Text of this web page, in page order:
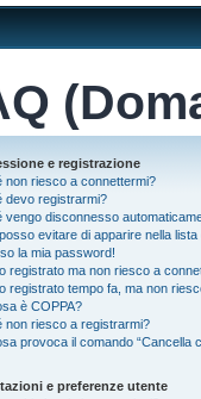
e registrazione
non riesco a connettermi?
devo registrarmi?
vengo disconnesso
evitare di apparire nella lista
la mia password!
registrato ma non riesco a
registrato tempo fa, ma non
è COPPA?
non riesco a registrarmi?
provoca il comando “Cancella
e preferenze utente